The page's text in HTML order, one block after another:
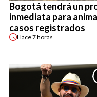
Bogotá tendrá un
inmediata para
casos registrados
Hace7 horas